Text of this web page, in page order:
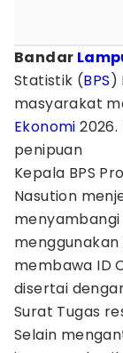
Bandar
Statistik (BPS)
masyarakat
Ekonomi
penipuan
Kepala BPS
Nasution
menggunakan
membawa ID
disertai
Surat Tugas
Selain